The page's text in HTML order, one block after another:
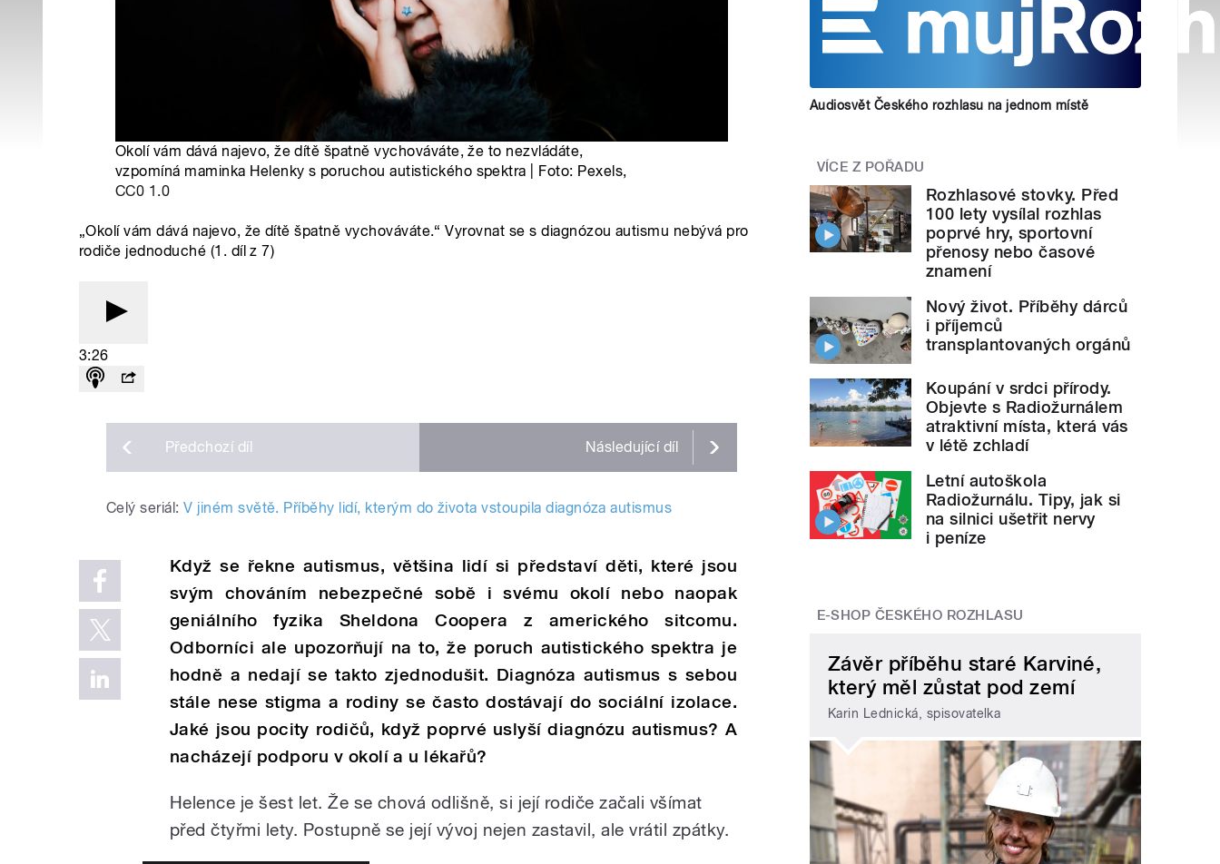
Okolí vám dává najevo, že dítě špatně vychováváte, že to nezvládáte,
vzpomíná maminka Helenky s poruchou autistického spektra | Foto: Pexels,
CC0 1.0
„Okolí vám dává najevo, že dítě špatně vychováváte.“ Vyrovnat se s diagnózou autismu nebývá pro
rodiče jednoduché (1. díl z 7)
3:26
Předchozí díl Následující díl
Celý seriál: V jiném světě. Příběhy lidí, kterým do života vstoupila diagnóza autismus
Když se řekne autismus, většina lidísi představíděti, které jsou
svým chováním nebezpečné sobě i svému okolínebo naopak
geniálního fyzika Sheldona Coopera z amerického sitcomu.
Odborníci ale upozorňujína to, že poruch autistického spektra je
hodně a nedajíse takto zjednodušit. Diagnóza autismus s sebou
stále nese stigma a rodiny se často dostávajído sociálníizolace.
Jaké jsou pocity rodičů, když poprvé uslyší diagnózu autismus? A
nacházejí podporu v okolí a u lékařů?
Helence je šest let. Že se chová odlišně, si její rodiče začali všímat
před čtyřmi lety. Postupně se její vývoj nejen zastavil, ale vrátil zpátky.
Audiosvět Českého rozhlasu na jednom místě
VÍCE Z POŘADU
Rozhlasové stovky. Před
100 lety vysílal rozhlas
poprvé hry, sportovní
přenosy nebo časové
znamení
Nový život. Příběhy dárců
i příjemců
transplantovaných orgánů
Koupání v srdci přírody.
Objevte s Radiožurnálem
atraktivní místa, která vás
v létě zchladí
Letní autoškola
Radiožurnálu. Tipy, jak si
na silnici ušetřit nervy
i peníze
E-SHOP ČESKÉHO ROZHLASU
Závěr příběhu staré Karviné,
který měl zůstat pod zemí
Karin Lednická, spisovatelka